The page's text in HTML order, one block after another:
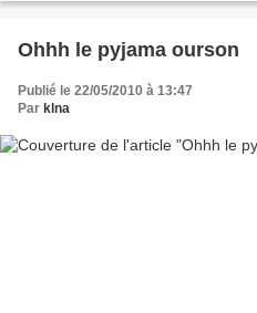
Ohhh le pyjama ourson
Publié le 22/05/2010 à 13:47
Par klna